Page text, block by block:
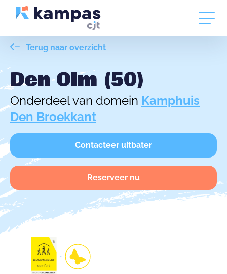
Terug naar overzicht
Den Olm (50)
Onderdeel van domein Kamphuis
Den Broekkant
Contacteer uitbater
Reserveer nu